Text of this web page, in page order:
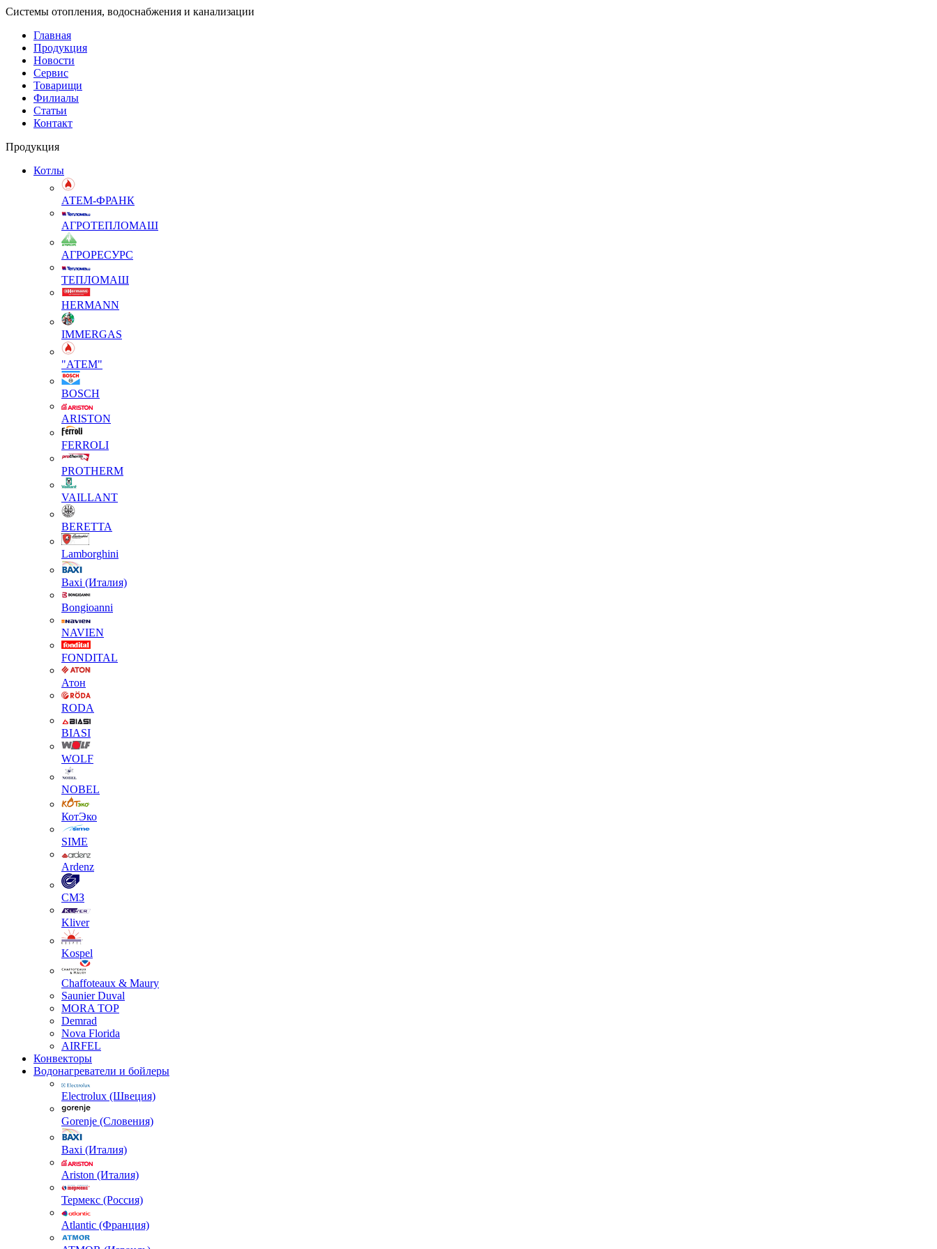
Системы отопления, водоснабжения и канализации
Главная
Продукция
Новости
Сервис
Товарищи
Филиалы
Статьи
Контакт
Продукция
Котлы
АТЕМ-ФРАНК
АГРОТЕПЛОМАШ
АГРОРЕСУРС
ТЕПЛОМАШ
HERMANN
IMMERGAS
"АТЕМ"
BOSCH
ARISTON
FERROLI
PROTHERM
VAILLANT
BERETTA
Lamborghini
Baxi (Италия)
Вongioanni
NAVIEN
FONDITAL
Атон
RODA
BIASI
WOLF
NOBEL
КотЭко
SIME
Ardenz
СМЗ
Kliver
Kospel
Chaffoteaux & Maury
Saunier Duval
MORA TOP
Demrad
Nova Florida
AIRFEL
Конвекторы
Водонагреватели и бойлеры
Electrolux (Швеция)
Gorenje (Словения)
Baxi (Италия)
Ariston (Италия)
Термекс (Россия)
Atlantic (Франция)